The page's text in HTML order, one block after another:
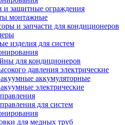
и защитные ограждения
монтажные
и запчасти для кондиционеров
изделия для систем
для кондиционеров
давления электрические
аккумуляторные
электрические
для систем
для медных труб